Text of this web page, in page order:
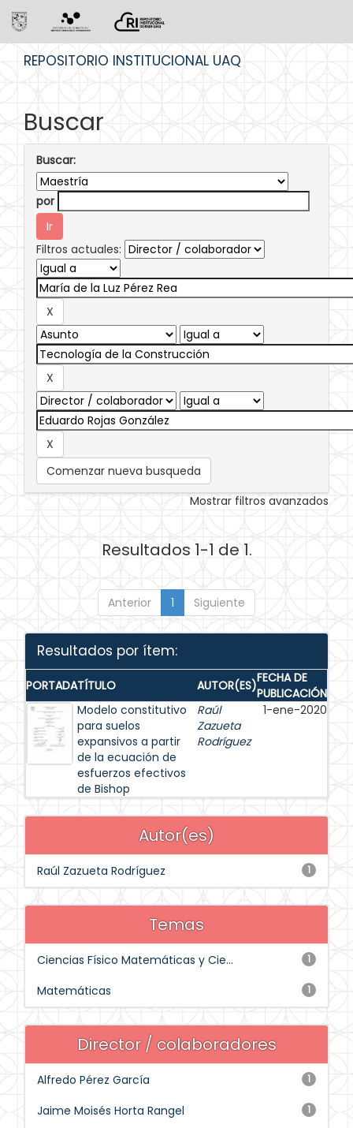
REPOSITORIO INSTITUCIONAL UAQ
Buscar
Buscar:
por
Filtros actuales:
Comenzar nueva busqueda
Mostrar filtros avanzados
Resultados 1-1 de 1.
Anterior 1 Siguiente
Resultados por ítem:
PORTADATÍTULO AUTOR(ES)FECHA DE
PUBLICACIÓN
Modelo constitutivo
para suelos
expansivos a partir
de la ecuación de
esfuerzos efectivos
de Bishop
Raúl
Zazueta
Rodríguez
1-ene-2020
Autor(es)
1
Raúl Zazueta Rodríguez
Temas
1
Ciencias Físico Matemáticas y Cie...
1
Matemáticas
Director / colaboradores
1
Alfredo Pérez García
1
Jaime Moisés Horta Rangel